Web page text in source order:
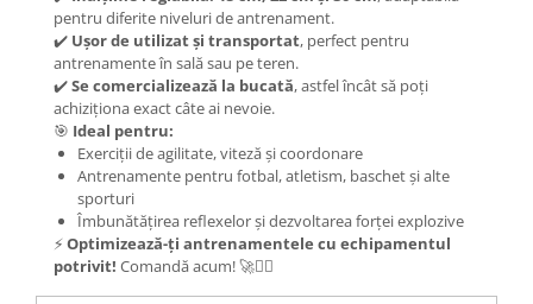
pentru diferite niveluri de antrenament.
✔️ Ușor de utilizat și transportat, perfect pentru
antrenamente în sală sau pe teren.
✔️Se comercializează la bucată, astfel încât să poți
achiziționa exact câte ai nevoie.
🎯 Ideal pentru:
Exerciții de agilitate, viteză și coordonare
Antrenamente pentru fotbal, atletism, baschet și alte
sporturi
Îmbunătățirea reflexelor și dezvoltarea forței explozive
⚡ Optimizează-ți antrenamentele cu echipamentul
potrivit! Comandă acum! 🚀🏃‍♂️